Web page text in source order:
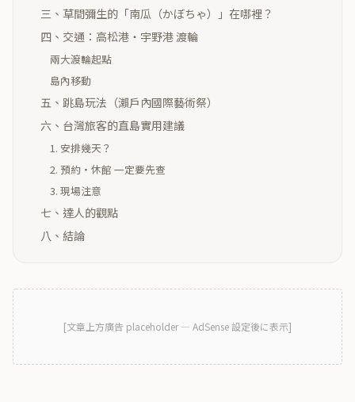
三、草間彌生的「南瓜（かぼちゃ）」在哪裡？
四、交通：高松港・宇野港 渡輪
兩大渡輪起點
島內移動
五、跳島玩法（瀨戶內國際藝術祭）
六、台灣旅客的直島實用建議
1. 安排幾天？
2. 預約・休館 一定要先查
3. 現場注意
七、達人的觀點
八、結論
[文章上方廣告 placeholder — AdSense 設定後に表示]